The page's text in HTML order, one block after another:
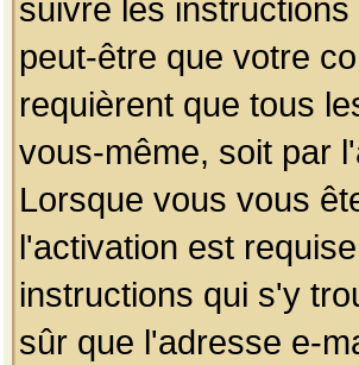
suivre les
peut-être que votre
requièrent que tous
vous-même, soit par
Lorsque vous vous
l'activation est
instructions qui s'y
sûr que l'adresse e-